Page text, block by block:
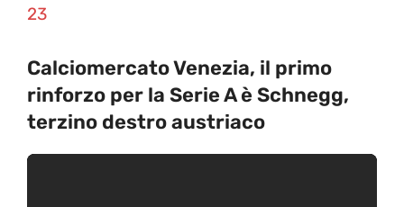
23
Calciomercato Venezia, il primo
rinforzo per la Serie A è Schnegg,
terzino destro austriaco